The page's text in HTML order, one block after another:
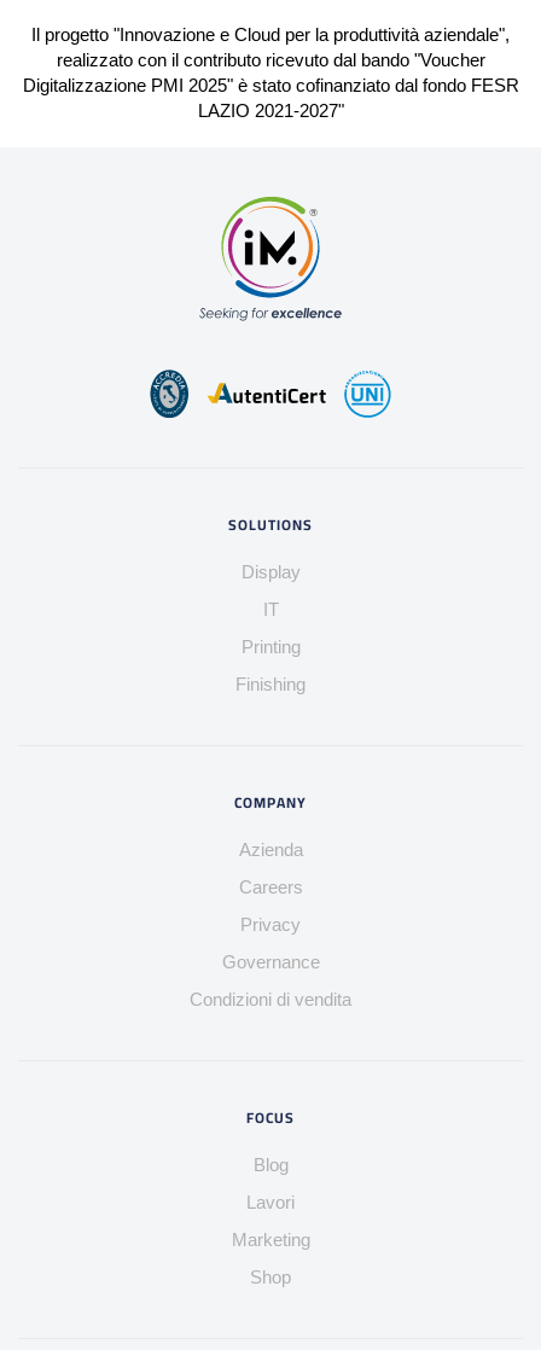
Il progetto "Innovazione e Cloud per la produttività aziendale",
realizzato con il contributo ricevuto dal bando "Voucher
Digitalizzazione PMI 2025" è stato cofinanziato dal fondo FESR
LAZIO 2021-2027"
SOLUTIONS
Display
IT
Printing
Finishing
COMPANY
Azienda
Careers
Privacy
Governance
Condizioni di vendita
FOCUS
Blog
Lavori
Marketing
Shop